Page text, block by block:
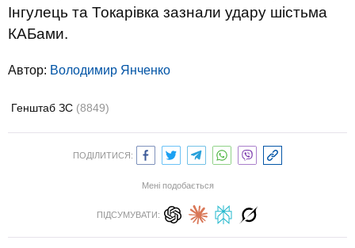
Інгулець та Токарівка зазнали удару шістьма
КАБами.
Автор: Володимир Янченко
Генштаб ЗС (8849)
ПОДІЛИТИСЯ:
Мені подобається
ПІДСУМУВАТИ: